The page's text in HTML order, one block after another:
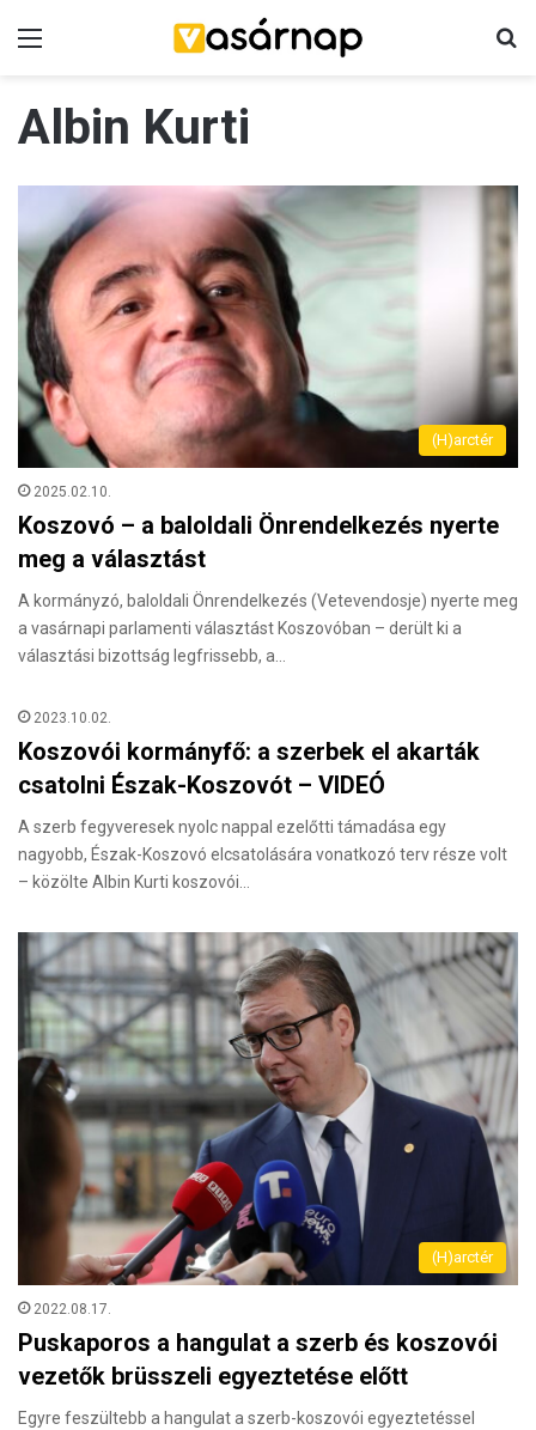
Albin Kurti
(H)arctér
2025.02.10.
Koszovó – a baloldali Önrendelkezés nyerte
meg a választást
A kormányzó, baloldali Önrendelkezés (Vetevendosje) nyerte meg
a vasárnapi parlamenti választást Koszovóban – derült ki a
választási bizottság legfrissebb, a…
2023.10.02.
Koszovói kormányfő: a szerbek el akarták
csatolni Észak-Koszovót – VIDEÓ
A szerb fegyveresek nyolc nappal ezelőtti támadása egy
nagyobb, Észak-Koszovó elcsatolására vonatkozó terv része volt
– közölte Albin Kurti koszovói…
(H)arctér
2022.08.17.
Puskaporos a hangulat a szerb és koszovói
vezetők brüsszeli egyeztetése előtt
Egyre feszültebb a hangulat a szerb-koszovói egyeztetéssel